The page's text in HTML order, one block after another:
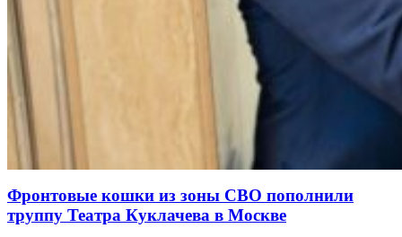
Фронтовые кошки из зоны СВО пополнили
труппу Театра Куклачева в Москве